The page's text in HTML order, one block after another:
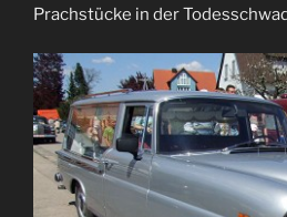
Prachstücke in der